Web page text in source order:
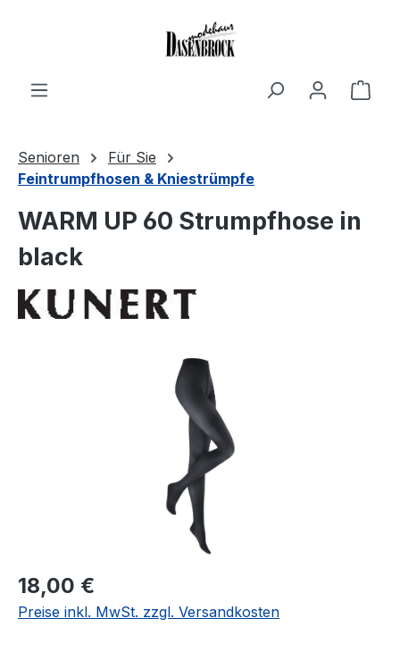
Senioren
Für Sie
Feintrumpfhosen & Kniestrümpfe
WARM UP 60 Strumpfhose in
black
Bildergalerie überspringen
Regulärer Preis:
18,00 €
Preise inkl. MwSt. zzgl. Versandkosten